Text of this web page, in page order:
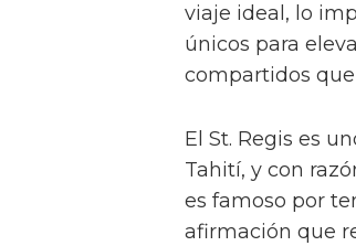
viaje ideal, lo
únicos para
compartidos
El St. Regis es
Tahití, y con
es famoso por
afirmación que